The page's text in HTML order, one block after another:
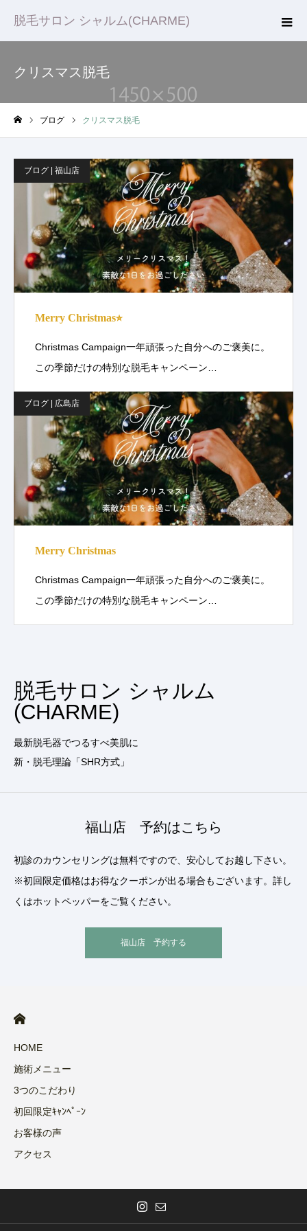
脱毛サロン シャルム(CHARME)
クリスマス脱毛
ブログ クリスマス脱毛
ブログ | 福山店
Merry Christmas⭐︎
Christmas Campaign一年頑張った自分へのご褒美に。
この季節だけの特別な脱毛キャンペーン…
ブログ | 広島店
Merry Christmas
Christmas Campaign一年頑張った自分へのご褒美に。
この季節だけの特別な脱毛キャンペーン…
脱毛サロン シャルム
(CHARME)
最新脱毛器でつるすべ美肌に
新・脱毛理論「SHR方式」
福山店 予約はこちら
初診のカウンセリングは無料ですので、安心してお越し下さい。
※初回限定価格はお得なクーポンが出る場合もございます。詳し
くはホットペッパーをご覧ください。
福山店 予約する
HOME
施術メニュー
3つのこだわり
初回限定ｷｬﾝﾍﾟｰﾝ
お客様の声
アクセス